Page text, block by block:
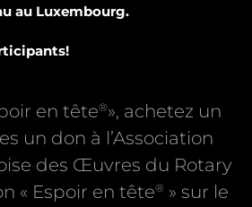
au Luxembourg.
en tête®», achetez un
un don à l’Association
des Œuvres du Rotary
« Espoir en tête® » sur le